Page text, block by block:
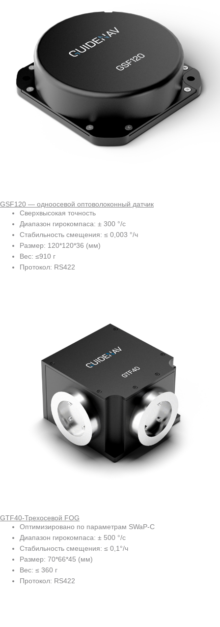
GSF120 — одноосевой оптоволоконный датчик
Сверхвысокая точность
Диапазон гирокомпаса: ± 300 °/с
Стабильность смещения: ≤ 0,003 °/ч
Размер: 120*120*36 (мм)
Вес: ≤910 г
Протокол: RS422
GTF40-Трехосевой FOG
Оптимизировано по параметрам SWaP-C
Диапазон гирокомпаса: ± 500 °/с
Стабильность смещения: ≤ 0,1°/ч
Размер: 70*66*45 (мм)
Вес: ≤ 360 г
Протокол: RS422